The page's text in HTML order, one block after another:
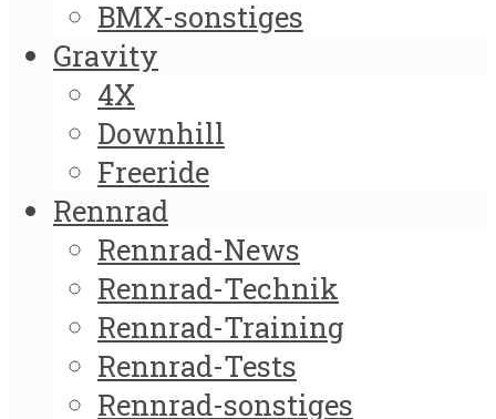
BMX-sonstiges
Gravity
4X
Downhill
Freeride
Rennrad
Rennrad-News
Rennrad-Technik
Rennrad-Training
Rennrad-Tests
Rennrad-sonstiges